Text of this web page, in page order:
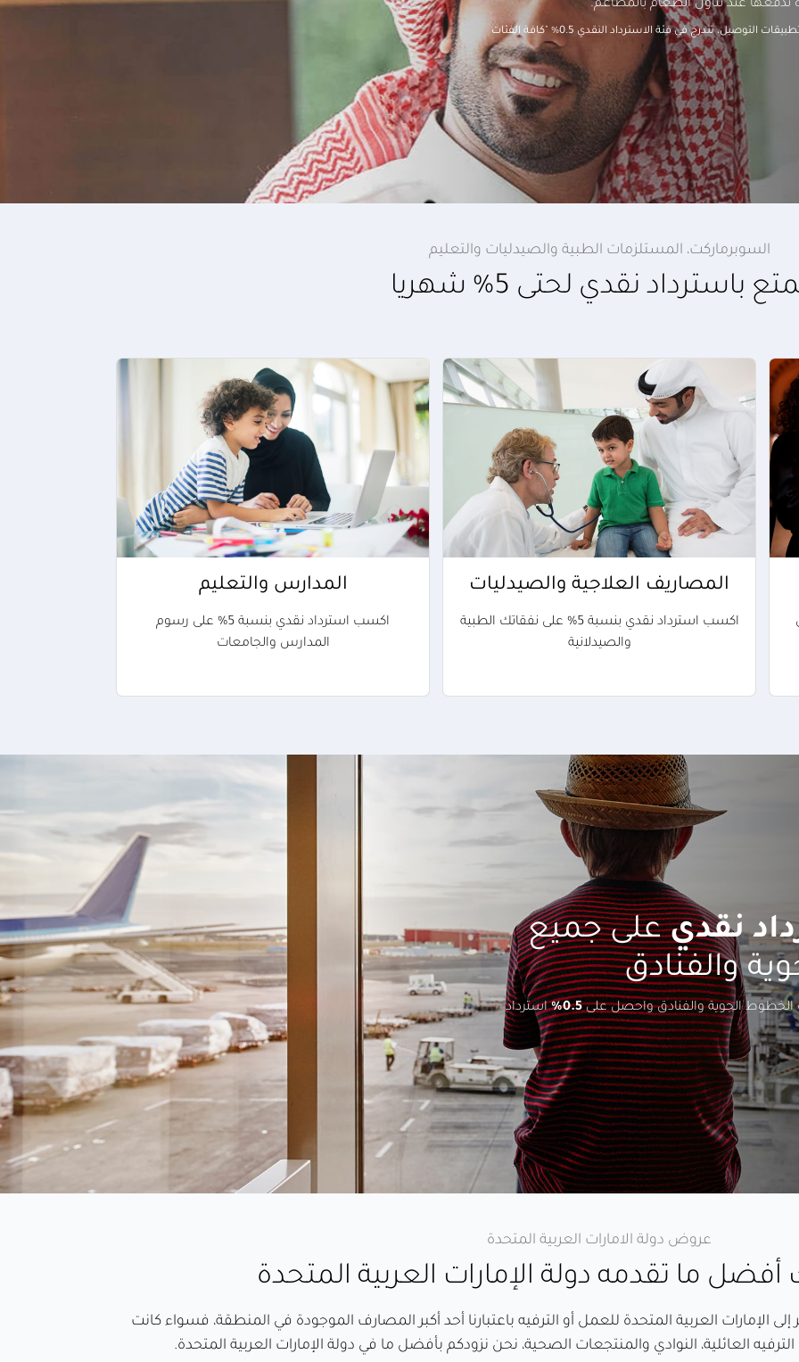
عند تناول الطعام بالمطاعم.
*جميع طلبات الطعام عن طريق قنوات إلكترونية، أو عن طريق تطبيقات التوصيل، تندرج في فئة الاسترداد النقدي 0.5% "كافة الفئات
السوبرماركت، المستلزمات الطبية والصيدليات والتعليم
باسترداد نقدي لحتى 5% شهريا
المصاريف العلاجية والصيدليات
اكسب استرداد نقدي بنسبة 5% على نفقاتك الطبية
والصيدلانية
المدارس والتعليم
اكسب استرداد نقدي بنسبة 5% على رسوم
المدارس والجامعات
على جميع
والفنادق
الجوية والفنادق واحصل على0.5% استرداد
عروض دولة الامارات العربية المتحدة
ما تقدمه دولة الإمارات العربية المتحدة
الإمارات العربية المتحدة للعمل أو الترفيه باعتبارنا أحد أكبر المصارف الموجودة في المنطقة، فسواء كانت
العائلية، النوادي والمنتجعات الصحية، نحن نزودكم بأفضل ما في دولة الإمارات العربية المتحدة.